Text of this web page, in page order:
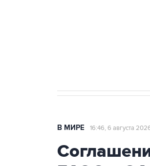
В МИРЕ 16:46, 6 августа